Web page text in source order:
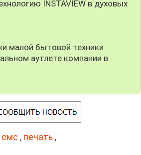
INSTAVIEW в духовых
малой бытовой техники
аутлете компании в
смс , печать ,